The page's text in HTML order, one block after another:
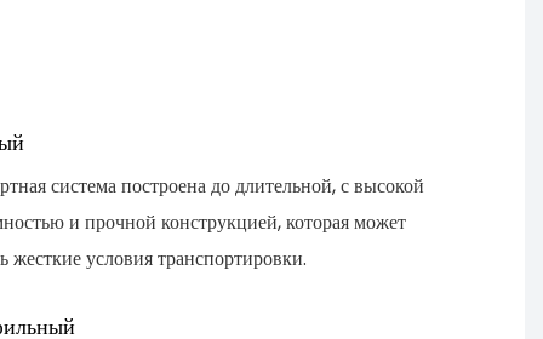
система построена до длительной, с высокой
и прочной конструкцией, которая может
жесткие условия транспортировки.